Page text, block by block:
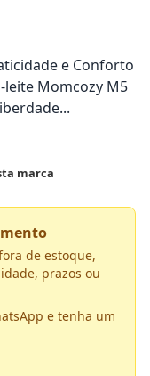
e Conforto
Momcozy M5
marca
de estoque,
prazos ou
e tenha um